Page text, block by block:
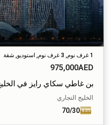
1 غرف نوم, 3 غرف نوم, استوديو, شقة
975,000AED
بن غاطي سكاي رايز في
الخليج التجاري
70/30